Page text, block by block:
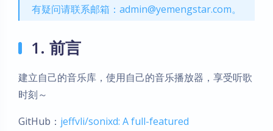
有疑问请联系邮箱：admin@yemengstar.com。
1. 前言
建立自己的音乐库，使用自己的音乐播放器，享受听歌
时刻～
GitHub： jeffvli/sonixd: A full-featured